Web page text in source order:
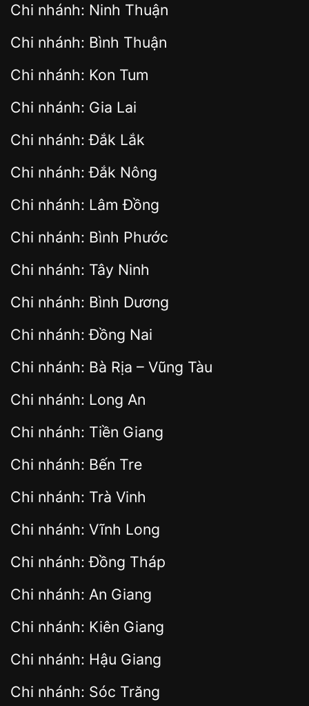
Chi nhánh: Ninh Thuận
Chi nhánh: Bình Thuận
Chi nhánh: Kon Tum
Chi nhánh: Gia Lai
Chi nhánh: Đắk Lắk
Chi nhánh: Đắk Nông
Chi nhánh: Lâm Đồng
Chi nhánh: Bình Phước
Chi nhánh: Tây Ninh
Chi nhánh: Bình Dương
Chi nhánh: Đồng Nai
Chi nhánh: Bà Rịa – Vũng Tàu
Chi nhánh: Long An
Chi nhánh: Tiền Giang
Chi nhánh: Bến Tre
Chi nhánh: Trà Vinh
Chi nhánh: Vĩnh Long
Chi nhánh: Đồng Tháp
Chi nhánh: An Giang
Chi nhánh: Kiên Giang
Chi nhánh: Hậu Giang
Chi nhánh: Sóc Trăng